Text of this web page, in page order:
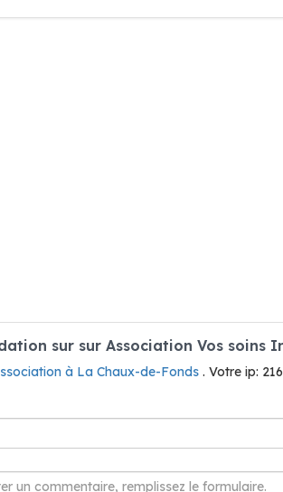
sur sur Association Vos soins
à La Chaux-de-Fonds . Votre ip: